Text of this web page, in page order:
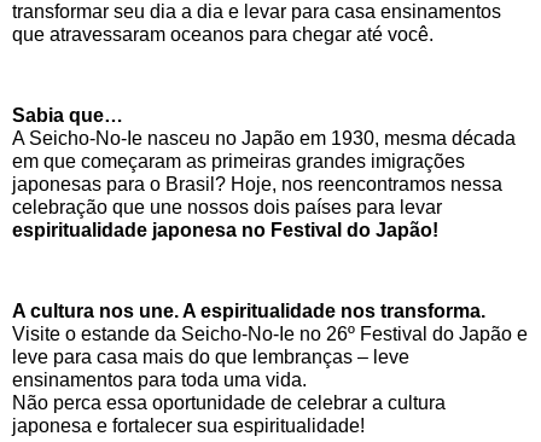
transformar seu dia a dia e levar para casa ensinamentos
que atravessaram oceanos para chegar até você.
Sabia que…
A Seicho-No-Ie nasceu no Japão em 1930, mesma década
em que começaram as primeiras grandes imigrações
japonesas para o Brasil? Hoje, nos reencontramos nessa
celebração que une nossos dois países para levar
espiritualidade japonesa no Festival do Japão!
A cultura nos une. A espiritualidade nos transforma.
Visite o estande da Seicho-No-Ie no 26º Festival do Japão e
leve para casa mais do que lembranças – leve
ensinamentos para toda uma vida.
Não perca essa oportunidade de celebrar a cultura
japonesa e fortalecer sua espiritualidade!